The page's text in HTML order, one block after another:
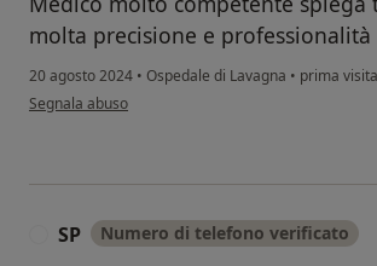
molta precisione e professionalità
20 agosto 2024 • Ospedale di Lavagna • prima
secondo l'opinione dell'utente F.O
Segnala abuso
SP Numero di telefono verificato